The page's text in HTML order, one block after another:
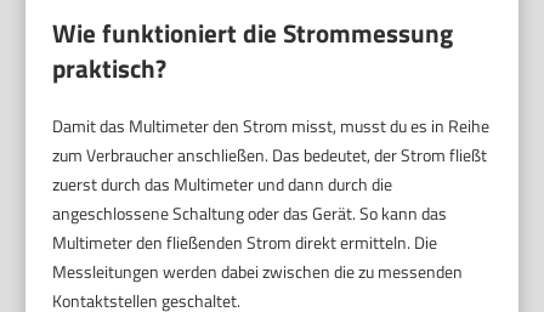
Wie funktioniert die Strommessung
praktisch?
Damit das Multimeter den Strom misst, musst du es in Reihe
zum Verbraucher anschließen. Das bedeutet, der Strom fließt
zuerst durch das Multimeter und dann durch die
angeschlossene Schaltung oder das Gerät. So kann das
Multimeter den fließenden Strom direkt ermitteln. Die
Messleitungen werden dabei zwischen die zu messenden
Kontaktstellen geschaltet.